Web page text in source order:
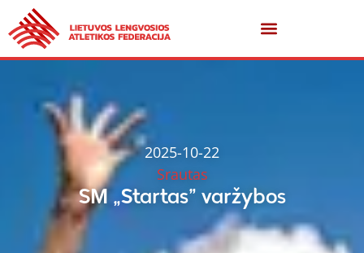
2025-10-22
Srautas
SM „Startas” varžybos